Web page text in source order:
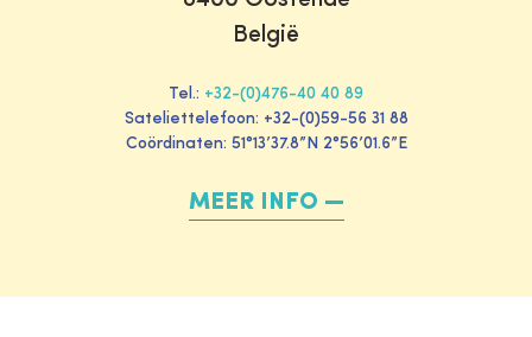
België
Tel.: +32-(0)476-40 40 89
Sateliettelefoon: +32-(0)59-56 31 88
Coördinaten: 51°13’37.8”N 2°56’01.6”E
MEER INFO